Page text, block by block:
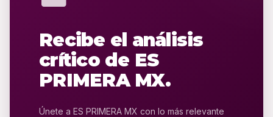
Recibe el análisis
crítico de ES
PRIMERA MX.
Únete a ES PRIMERA MX con lo más relevante